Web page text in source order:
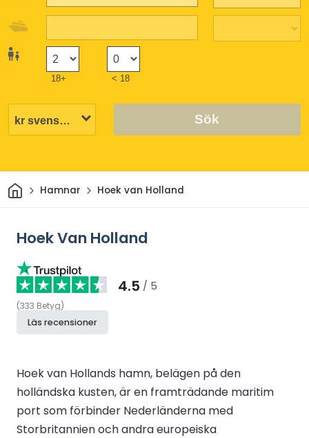
18+ < 18
Sök
HemHamnar Hoek van Holland
Hoek Van Holland
4.5 / 5
(333 Betyg)
Läs recensioner
Hoek van Hollands hamn, belägen på den
holländska kusten, är en framträdande maritim
port som förbinder Nederländerna med
Storbritannien och andra europeiska